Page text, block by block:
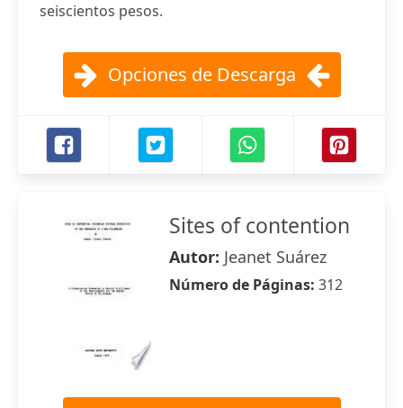
seiscientos pesos.
Opciones de Descarga
Sites of contention
Autor: Jeanet Suárez
Número de Páginas: 312